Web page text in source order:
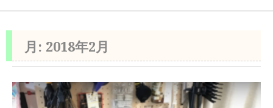
月: 2018年2月